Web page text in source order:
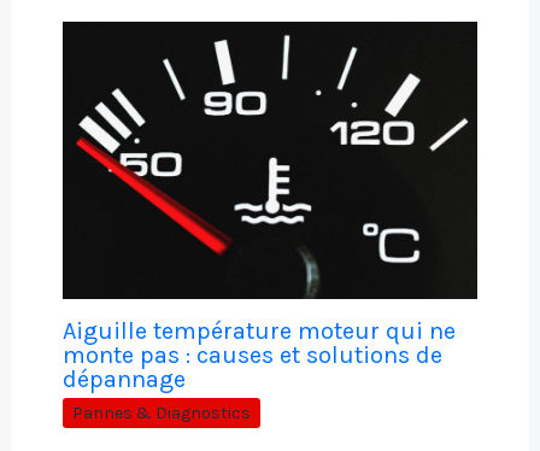
Aiguille température moteur qui ne
monte pas : causes et solutions de
dépannage
Pannes & Diagnostics